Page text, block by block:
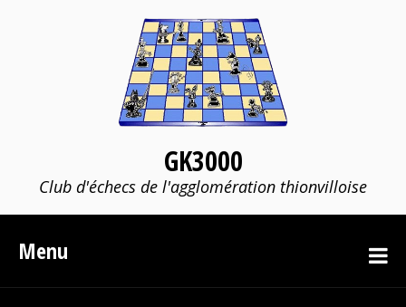
GK3000
Club d'échecs de l'agglomération thionvilloise
Menu